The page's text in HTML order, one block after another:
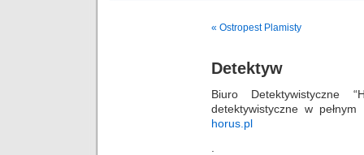
« Ostropest Plamisty
Detektyw
Biuro Detektywistyczne
detektywistyczne w
horus.pl